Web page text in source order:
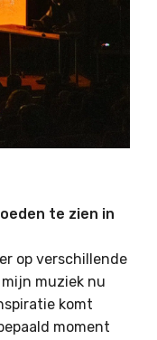
te zien in
op verschillende
muziek nu
komt
moment